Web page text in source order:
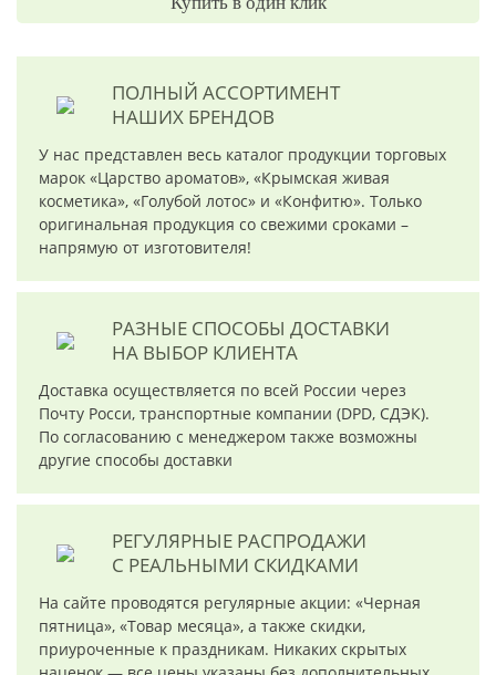
ПОЛНЫЙ АССОРТИМЕНТ
НАШИХ БРЕНДОВ
У нас представлен весь каталог продукции торговых
марок «Царство ароматов», «Крымская живая
косметика», «Голубой лотос» и «Конфитю». Только
оригинальная продукция со свежими сроками –
напрямую от изготовителя!
РАЗНЫЕ СПОСОБЫ ДОСТАВКИ
НА ВЫБОР КЛИЕНТА
Доставка осуществляется по всей России через
Почту Росси, транспортные компании (DPD, СДЭК).
По согласованию с менеджером также возможны
другие способы доставки
РЕГУЛЯРНЫЕ РАСПРОДАЖИ
С РЕАЛЬНЫМИ СКИДКАМИ
На сайте проводятся регулярные акции: «Черная
пятница», «Товар месяца», а также скидки,
приуроченные к праздникам. Никаких скрытых